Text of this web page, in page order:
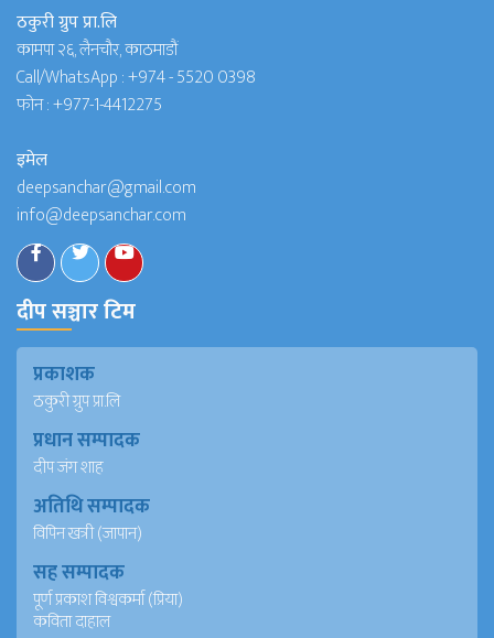
ठकुरी ग्रुप प्रा.लि
कामपा २६, लैनचौर, काठमाडौं
Call/WhatsApp :+974 - 5520 0398
फोन :+977-1-4412275
इमेल
deepsanchar@gmail.com
info@deepsanchar.com
दीप सञ्चार टिम
प्रकाशक
ठकुरी ग्रुप प्रा.लि
प्रधान सम्पादक
दीप जंग शाह
अतिथि सम्पादक
विपिन खत्री (जापान)
सह सम्पादक
पूर्ण प्रकाश विश्वकर्मा (प्रिया)
कविता दाहाल